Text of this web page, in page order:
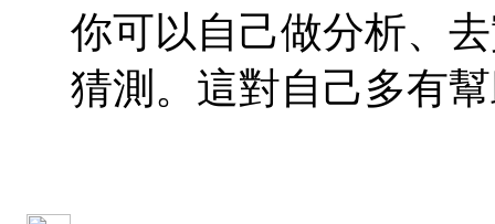
你可以自己做分析、
猜測。這對自己多有